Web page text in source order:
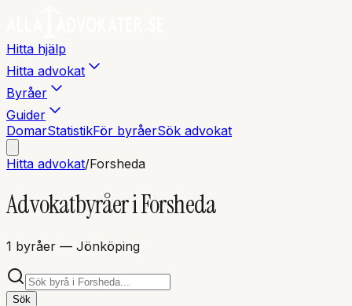
Hitta hjälp
Hitta advokat
Byråer
Guider
DomarStatistikFör byråerSök advokat
Hitta advokat/Forsheda
Advokatbyråer iForsheda
1 byråer — Jönköping
Sök